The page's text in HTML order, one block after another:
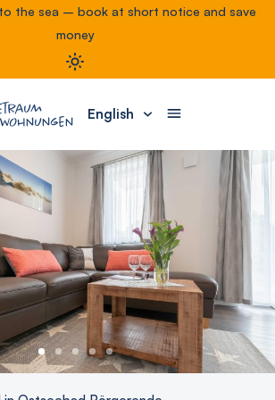
the sea – book at short notice and save
money
English